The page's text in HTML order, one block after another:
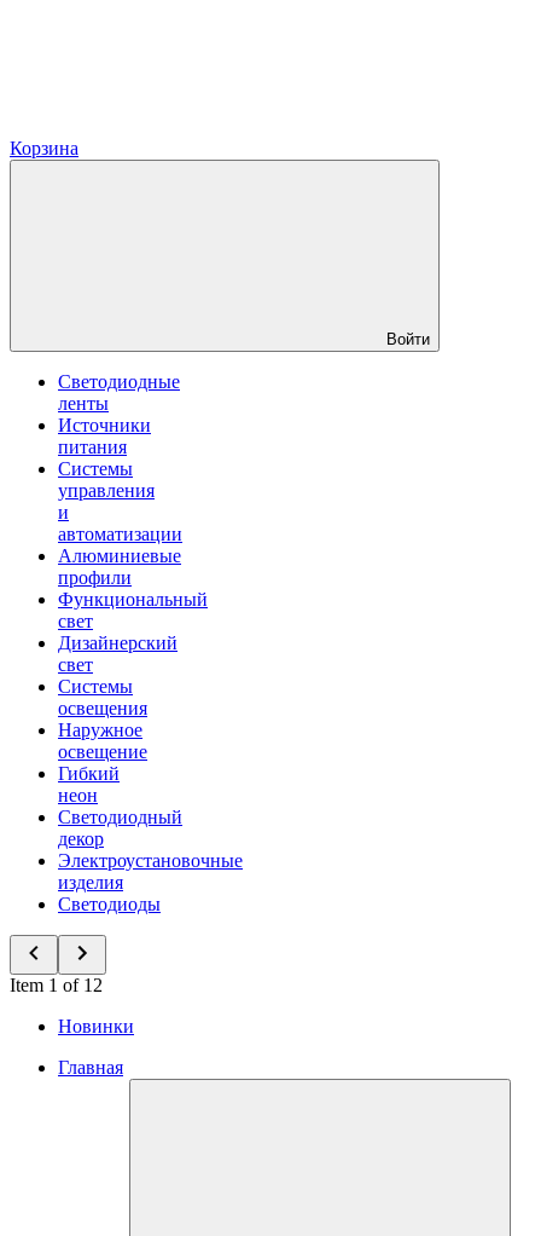
Корзина
Войти
Светодиодные
ленты
Источники
питания
Системы
управления
и
автоматизации
Алюминиевые
профили
Функциональный
свет
Дизайнерский
свет
Системы
освещения
Наружное
освещение
Гибкий
неон
Светодиодный
декор
Электроустановочные
изделия
Светодиоды
Item 1 of 12
Новинки
Главная